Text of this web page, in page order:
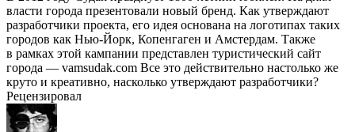
власти города презентовали новый бренд. Как утверждают
разработчики проекта, его идея основана на логотипах таких
городов как Нью-Йорк, Копенгаген и Амстердам. Также
в рамках этой кампании представлен туристический сайт
города — vamsudak.com Все это действительно настолько же
круто и креативно, насколько утверждают разработчики?
Рецензировал